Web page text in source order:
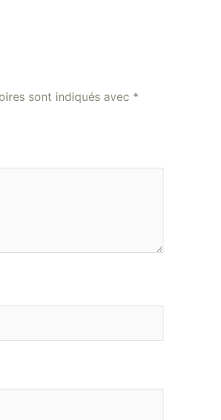
sont indiqués avec *